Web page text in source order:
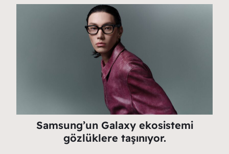
Samsung’un Galaxy ekosistemi
gözlüklere taşınıyor.